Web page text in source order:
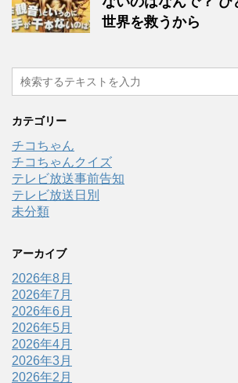
世界を救うから
カテゴリー
チコちゃん
チコちゃんクイズ
テレビ放送事前告知
テレビ放送日別
未分類
アーカイブ
2026年8月
2026年7月
2026年6月
2026年5月
2026年4月
2026年3月
2026年2月